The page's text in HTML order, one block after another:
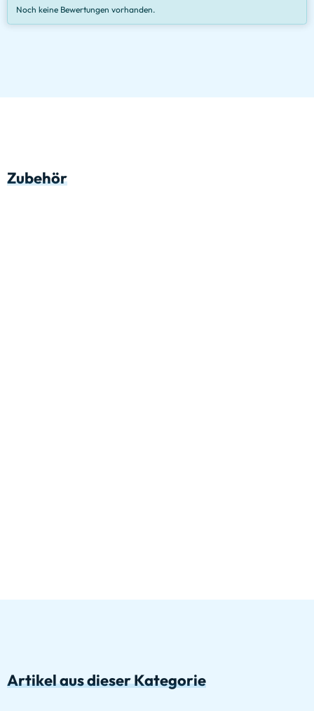
Noch keine Bewertungen vorhanden.
Zubehör
Artikel aus dieser Kategorie